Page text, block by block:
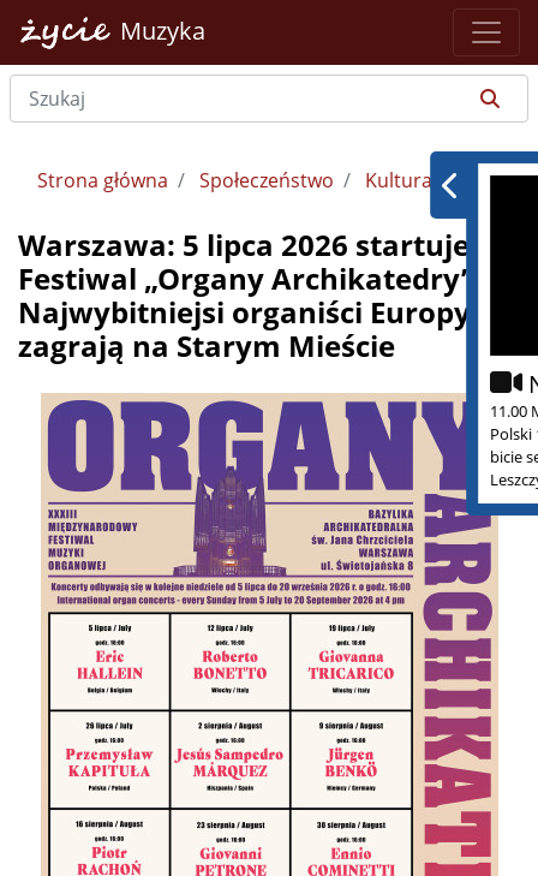
Muzyka
11.00
Polski
bicie
Strona główna Społeczeństwo Kultura
Warszawa: 5 lipca 2026 startuje
Festiwal „Organy Archikatedry”.
Najwybitniejsi organiści Europy
zagrają na Starym Mieście